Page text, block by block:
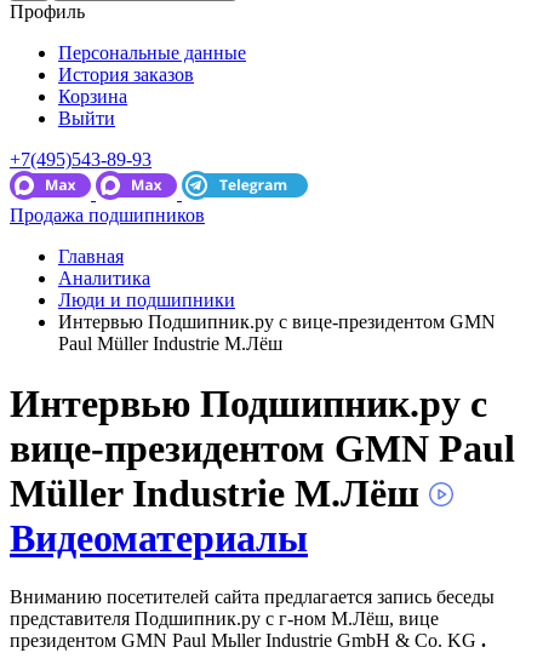
Профиль
Персональные данные
История заказов
Корзина
Выйти
+7(495)543-89-93
Продажа подшипников
Главная
Аналитика
Люди и подшипники
Интервью Подшипник.ру с вице-президентом GMN
Paul Müller Industrie М.Лёш
Интервью Подшипник.ру с
вице-президентом GMN Paul
Müller Industrie М.Лёш
Видеоматериалы
Вниманию посетителей сайта предлагается запись беседы
представителя Подшипник.ру с г-ном М.Лёш, вице
президентом GMN Paul Mьller Industrie GmbH & Co. KG .